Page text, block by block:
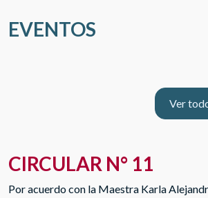
mejor lugar para el talento.
El seguro médico es tu derecho,
EVENTOS
Ver
CIRCULAR N° 11
Por acuerdo con la Maestra Karla